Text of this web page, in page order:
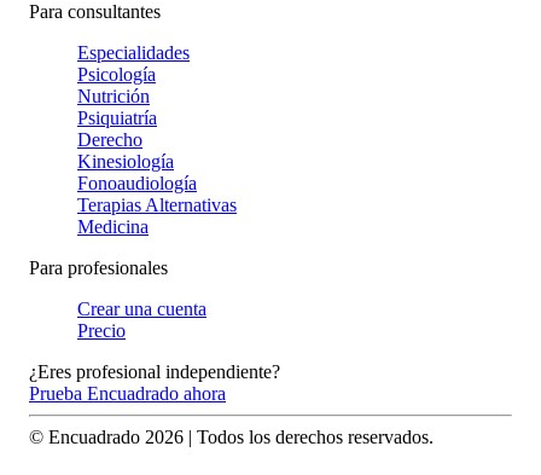
Para consultantes
Especialidades
Psicología
Nutrición
Psiquiatría
Derecho
Kinesiología
Fonoaudiología
Terapias Alternativas
Medicina
Para profesionales
Crear una cuenta
Precio
¿Eres profesional independiente?
Prueba Encuadrado ahora
© Encuadrado 2026 | Todos los derechos reservados.